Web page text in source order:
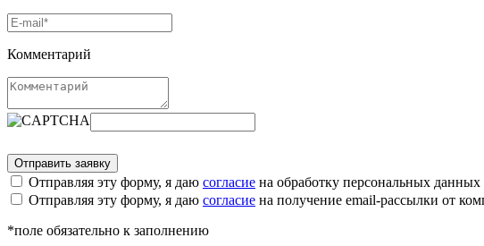
Комментарий
Отправляя эту форму, я даю согласие на обработку персональных
Отправляя эту форму, я даю согласие на получение email-рассылки от
*поле обязательно к заполнению